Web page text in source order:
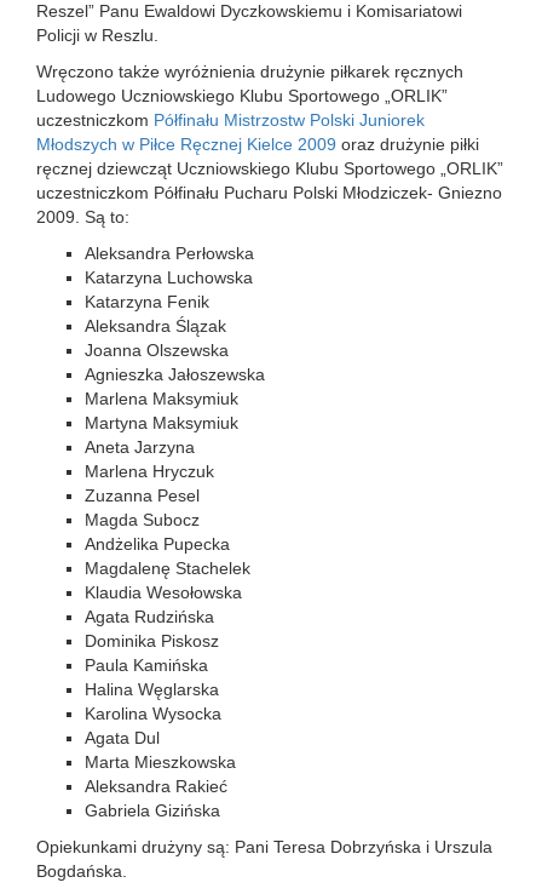
Reszel” Panu Ewaldowi Dyczkowskiemu i Komisariatowi
Policji w Reszlu.
Wręczono także wyróżnienia drużynie piłkarek ręcznych
Ludowego Uczniowskiego Klubu Sportowego „ORLIK”
uczestniczkom Półfinału Mistrzostw Polski Juniorek
Młodszych w Piłce Ręcznej Kielce 2009 oraz drużynie piłki
ręcznej dziewcząt Uczniowskiego Klubu Sportowego „ORLIK”
uczestniczkom Półfinału Pucharu Polski Młodziczek- Gniezno
2009. Są to:
Aleksandra Perłowska
Katarzyna Luchowska
Katarzyna Fenik
Aleksandra Ślązak
Joanna Olszewska
Agnieszka Jałoszewska
Marlena Maksymiuk
Martyna Maksymiuk
Aneta Jarzyna
Marlena Hryczuk
Zuzanna Pesel
Magda Subocz
Andżelika Pupecka
Magdalenę Stachelek
Klaudia Wesołowska
Agata Rudzińska
Dominika Piskosz
Paula Kamińska
Halina Węglarska
Karolina Wysocka
Agata Dul
Marta Mieszkowska
Aleksandra Rakieć
Gabriela Gizińska
Opiekunkami drużyny są: Pani Teresa Dobrzyńska i Urszula
Bogdańska.